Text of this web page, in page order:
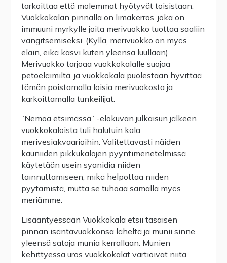
tarkoittaa että molemmat hyötyvät toisistaan.
Vuokkokalan pinnalla on limakerros, joka on
immuuni myrkylle joita merivuokko tuottaa saaliin
vangitsemiseksi. (Kyllä, merivuokko on myös
eläin, eikä kasvi kuten yleensä luullaan)
Merivuokko tarjoaa vuokkokalalle suojaa
petoeläimiltä, ja vuokkokala puolestaan hyvittää
tämän poistamalla loisia merivuokosta ja
karkoittamalla tunkeilijat.
”Nemoa etsimässä” -elokuvan julkaisun jälkeen
vuokkokaloista tuli halutuin kala
merivesiakvaarioihin. Valitettavasti näiden
kauniiden pikkukalojen pyyntimenetelmissä
käytetään usein syanidia niiden
tainnuttamiseen, mikä helpottaa niiden
pyytämistä, mutta se tuhoaa samalla myös
meriämme.
Lisääntyessään Vuokkokala etsii tasaisen
pinnan isäntävuokkonsa läheltä ja munii sinne
yleensä satoja munia kerrallaan. Munien
kehittyessä uros vuokkokalat vartioivat niitä